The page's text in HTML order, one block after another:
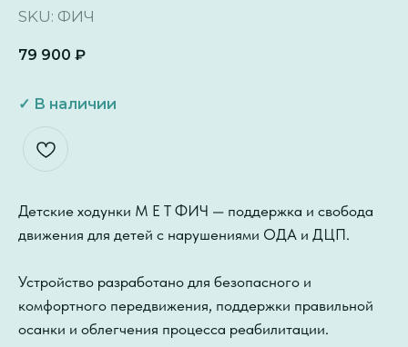
SKU: ФИЧ
79 900 ₽
Детские ходунки M E T ФИЧ — поддержка и свобода
движения для детей с нарушениями ОДА и ДЦП.
Устройство разработано для безопасного и
комфортного передвижения, поддержки правильной
осанки и облегчения процесса реабилитации.